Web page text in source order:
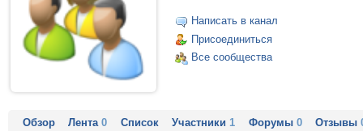
Написать в канал
Присоединиться
Все сообщества
Обзор Лента0 Список Участники1 Форумы 0 Отзывы